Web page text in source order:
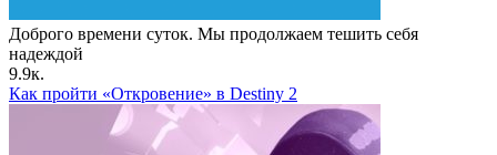
Доброго времени суток. Мы продолжаем тешить себя
надеждой
9.9к.
Как пройти «Откровение» в Destiny 2